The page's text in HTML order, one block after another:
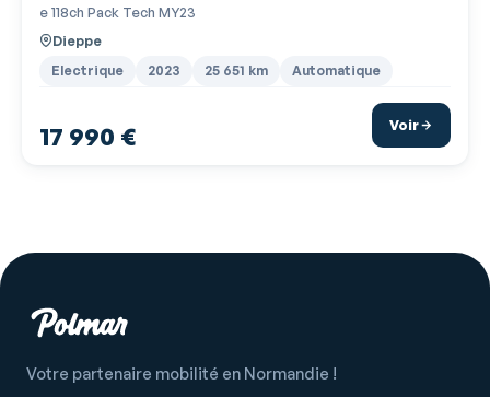
Verrouillage centralisé des portes
Vitres avant électriques
e 118ch Pack Tech MY23
Dieppe
Electrique 2023 25 651 km Automatique
17 990 € Voir
Votre partenaire mobilité en Normandie !